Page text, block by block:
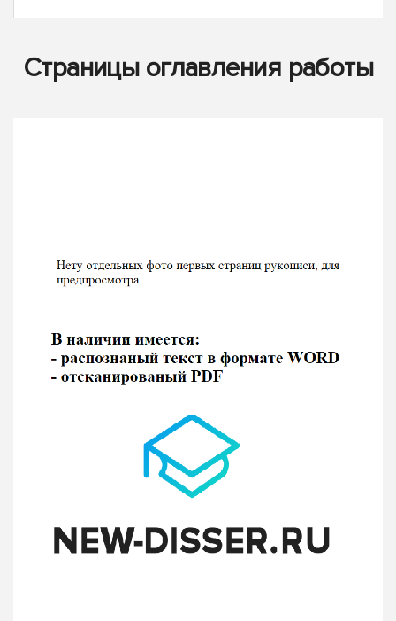
Страницы оглавления работы